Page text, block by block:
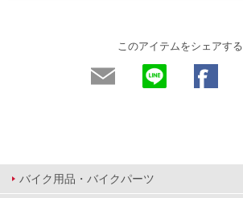
このアイテムをシェアする
バイク用品・バイクパーツ